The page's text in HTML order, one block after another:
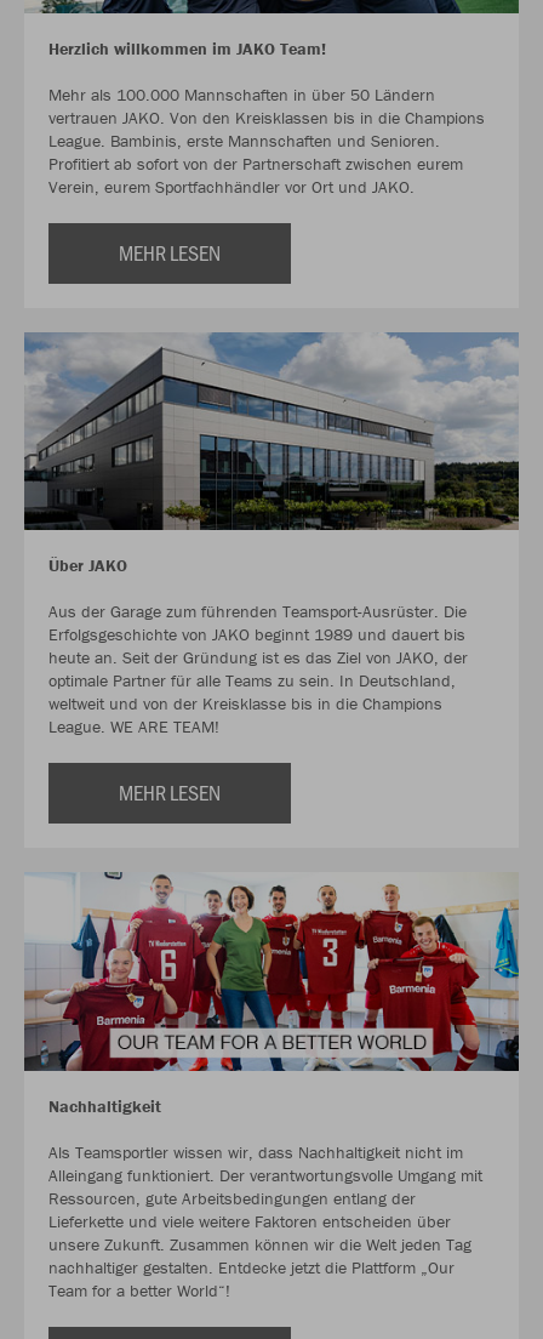
Herzlich willkommen im JAKO Team!
Mehr als 100.000 Mannschaften in über 50 Ländern
vertrauen JAKO. Von den Kreisklassen bis in die Champions
League. Bambinis, erste Mannschaften und Senioren.
Profitiert ab sofort von der Partnerschaft zwischen eurem
Verein, eurem Sportfachhändler vor Ort und JAKO.
MEHR LESEN
Über JAKO
Aus der Garage zum führenden Teamsport-Ausrüster. Die
Erfolgsgeschichte von JAKO beginnt 1989 und dauert bis
heute an. Seit der Gründung ist es das Ziel von JAKO, der
optimale Partner für alle Teams zu sein. In Deutschland,
weltweit und von der Kreisklasse bis in die Champions
League. WE ARE TEAM!
MEHR LESEN
Nachhaltigkeit
Als Teamsportler wissen wir, dass Nachhaltigkeit nicht im
Alleingang funktioniert. Der verantwortungsvolle Umgang mit
Ressourcen, gute Arbeitsbedingungen entlang der
Lieferkette und viele weitere Faktoren entscheiden über
unsere Zukunft. Zusammen können wir die Welt jeden Tag
nachhaltiger gestalten. Entdecke jetzt die Plattform „Our
Team for a better World“!